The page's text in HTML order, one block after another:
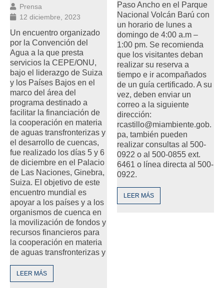
Prensa
12 diciembre, 2023
Un encuentro organizado
por la Convención del
Agua a la que presta
servicios la CEPE/ONU,
bajo el liderazgo de Suiza
y los Países Bajos en el
marco del área del
programa destinado a
facilitar la financiación de
la cooperación en materia
de aguas transfronterizas y
el desarrollo de cuencas,
fue realizado los días 5 y 6
de diciembre en el Palacio
de Las Naciones, Ginebra,
Suiza. El objetivo de este
encuentro mundial es
apoyar a los países y a los
organismos de cuenca en
la movilización de fondos y
recursos financieros para
la cooperación en materia
de aguas transfronterizas y
LEER MÁS
Paso Ancho en el Parque
Nacional Volcán Barú con
un horario de lunes a
domingo de 4:00 a.m –
1:00 pm. Se recomienda
que los visitantes deban
realizar su reserva a
tiempo e ir acompañados
de un guía certificado. A su
vez, deben enviar un
correo a la siguiente
dirección:
rcastillo@miambiente.gob.
pa, también pueden
realizar consultas al 500-
0922 o al 500-0855 ext.
6461 o línea directa al 500-
0922.
LEER MÁS